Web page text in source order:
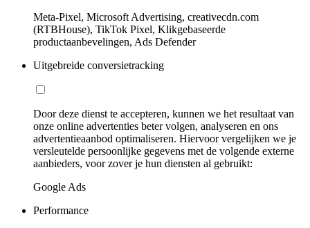
Meta-Pixel, Microsoft Advertising, creativecdn.com
(RTBHouse), TikTok Pixel, Klikgebaseerde
productaanbevelingen, Ads Defender
Uitgebreide conversietracking
Door deze dienst te accepteren, kunnen we het resultaat van
onze online advertenties beter volgen, analyseren en ons
advertentieaanbod optimaliseren. Hiervoor vergelijken we je
versleutelde persoonlijke gegevens met de volgende externe
aanbieders, voor zover je hun diensten al gebruikt:
Google Ads
Performance